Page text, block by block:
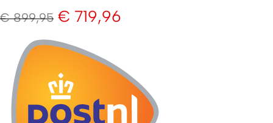
€899,95 € 719,96